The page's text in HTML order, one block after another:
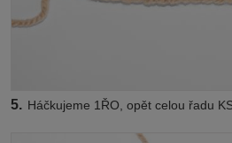
5. Háčkujeme 1ŘO, opět celou řadu